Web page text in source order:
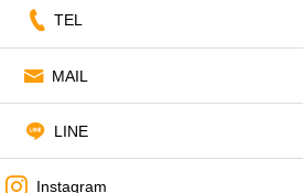
TEL
MAIL
LINE
Instagram